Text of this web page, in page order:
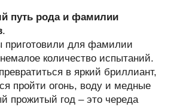
путь рода и фамилии
.
для фамилии
количество испытаний.
в яркий бриллиант,
пройти огонь, воду и медные
прожитый год – это череда